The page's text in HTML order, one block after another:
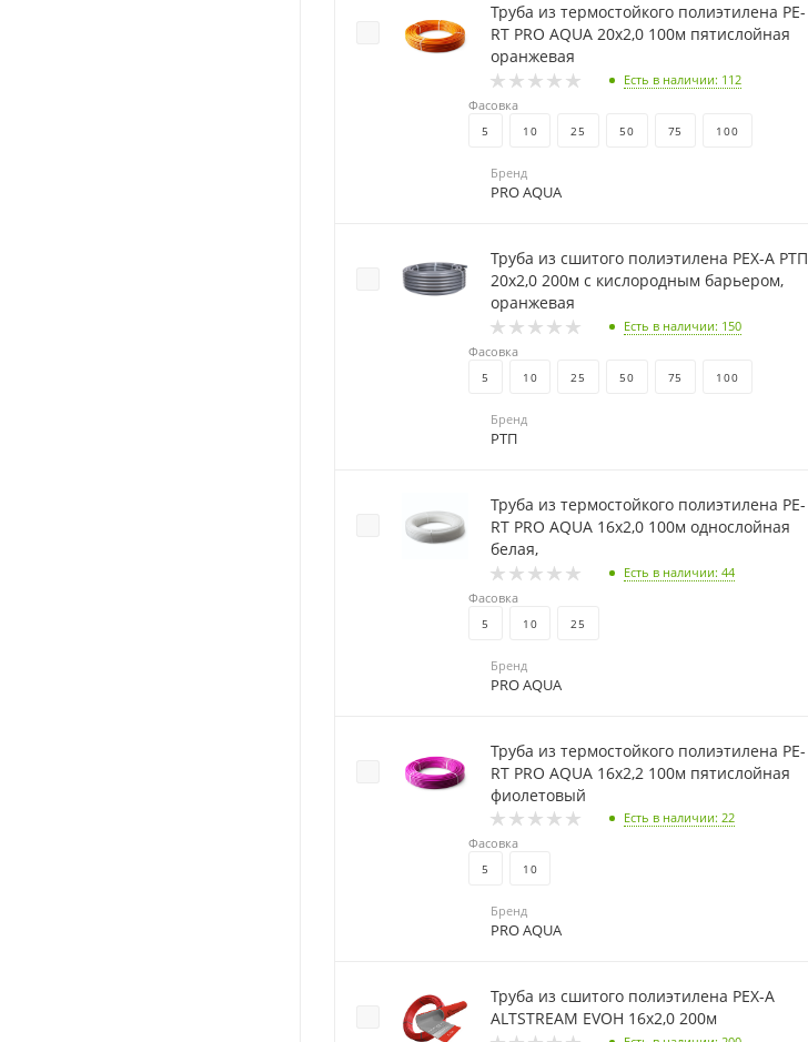
Труба из термостойкого полиэтилена PE-
RT PRO AQUA 20х2,0 100м пятислойная
оранжевая
Есть в наличии: 112
Фасовка
5 10 25 50 75 100
Бренд
PRO AQUA
Труба из сшитого полиэтилена PEX-A РТП
20х2,0 200м с кислородным барьером,
оранжевая
Есть в наличии: 150
Фасовка
5 10 25 50 75 100
Бренд
РТП
Труба из термостойкого полиэтилена PE-
RT PRO AQUA 16х2,0 100м однослойная
белая,
Есть в наличии: 44
Фасовка
5 10 25
Бренд
PRO AQUA
Труба из термостойкого полиэтилена PE-
RT PRO AQUA 16х2,2 100м пятислойная
фиолетовый
Есть в наличии: 22
Фасовка
5 10
Бренд
PRO AQUA
Труба из сшитого полиэтилена PEX-A
ALTSTREAM EVOH 16х2,0 200м